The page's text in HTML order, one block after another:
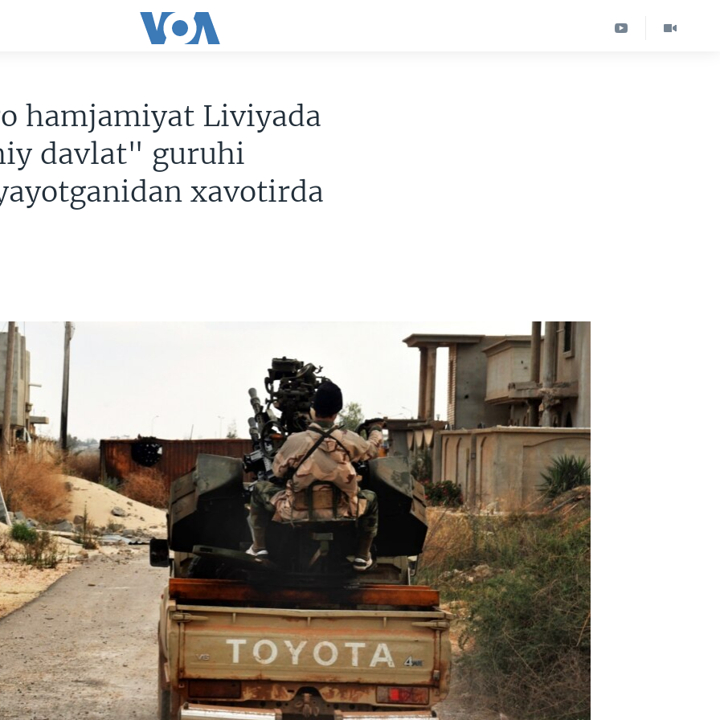
hamjamiyat Liviyada
davlat" guruhi
xavotirda